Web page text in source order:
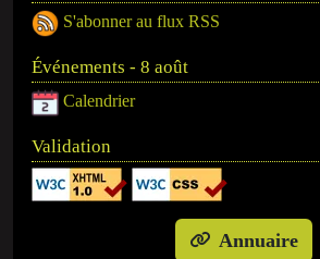
S'abonner au flux RSS
Événements - 8 août
Calendrier
Validation
Annuaire